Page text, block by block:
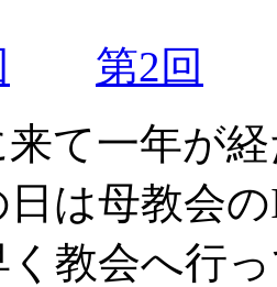
第2回
て一年が
は母教会
教会へ行